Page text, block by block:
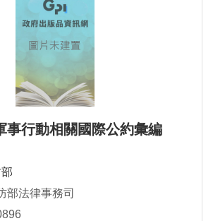
事行動相關國際公約彙編
部法律事務司